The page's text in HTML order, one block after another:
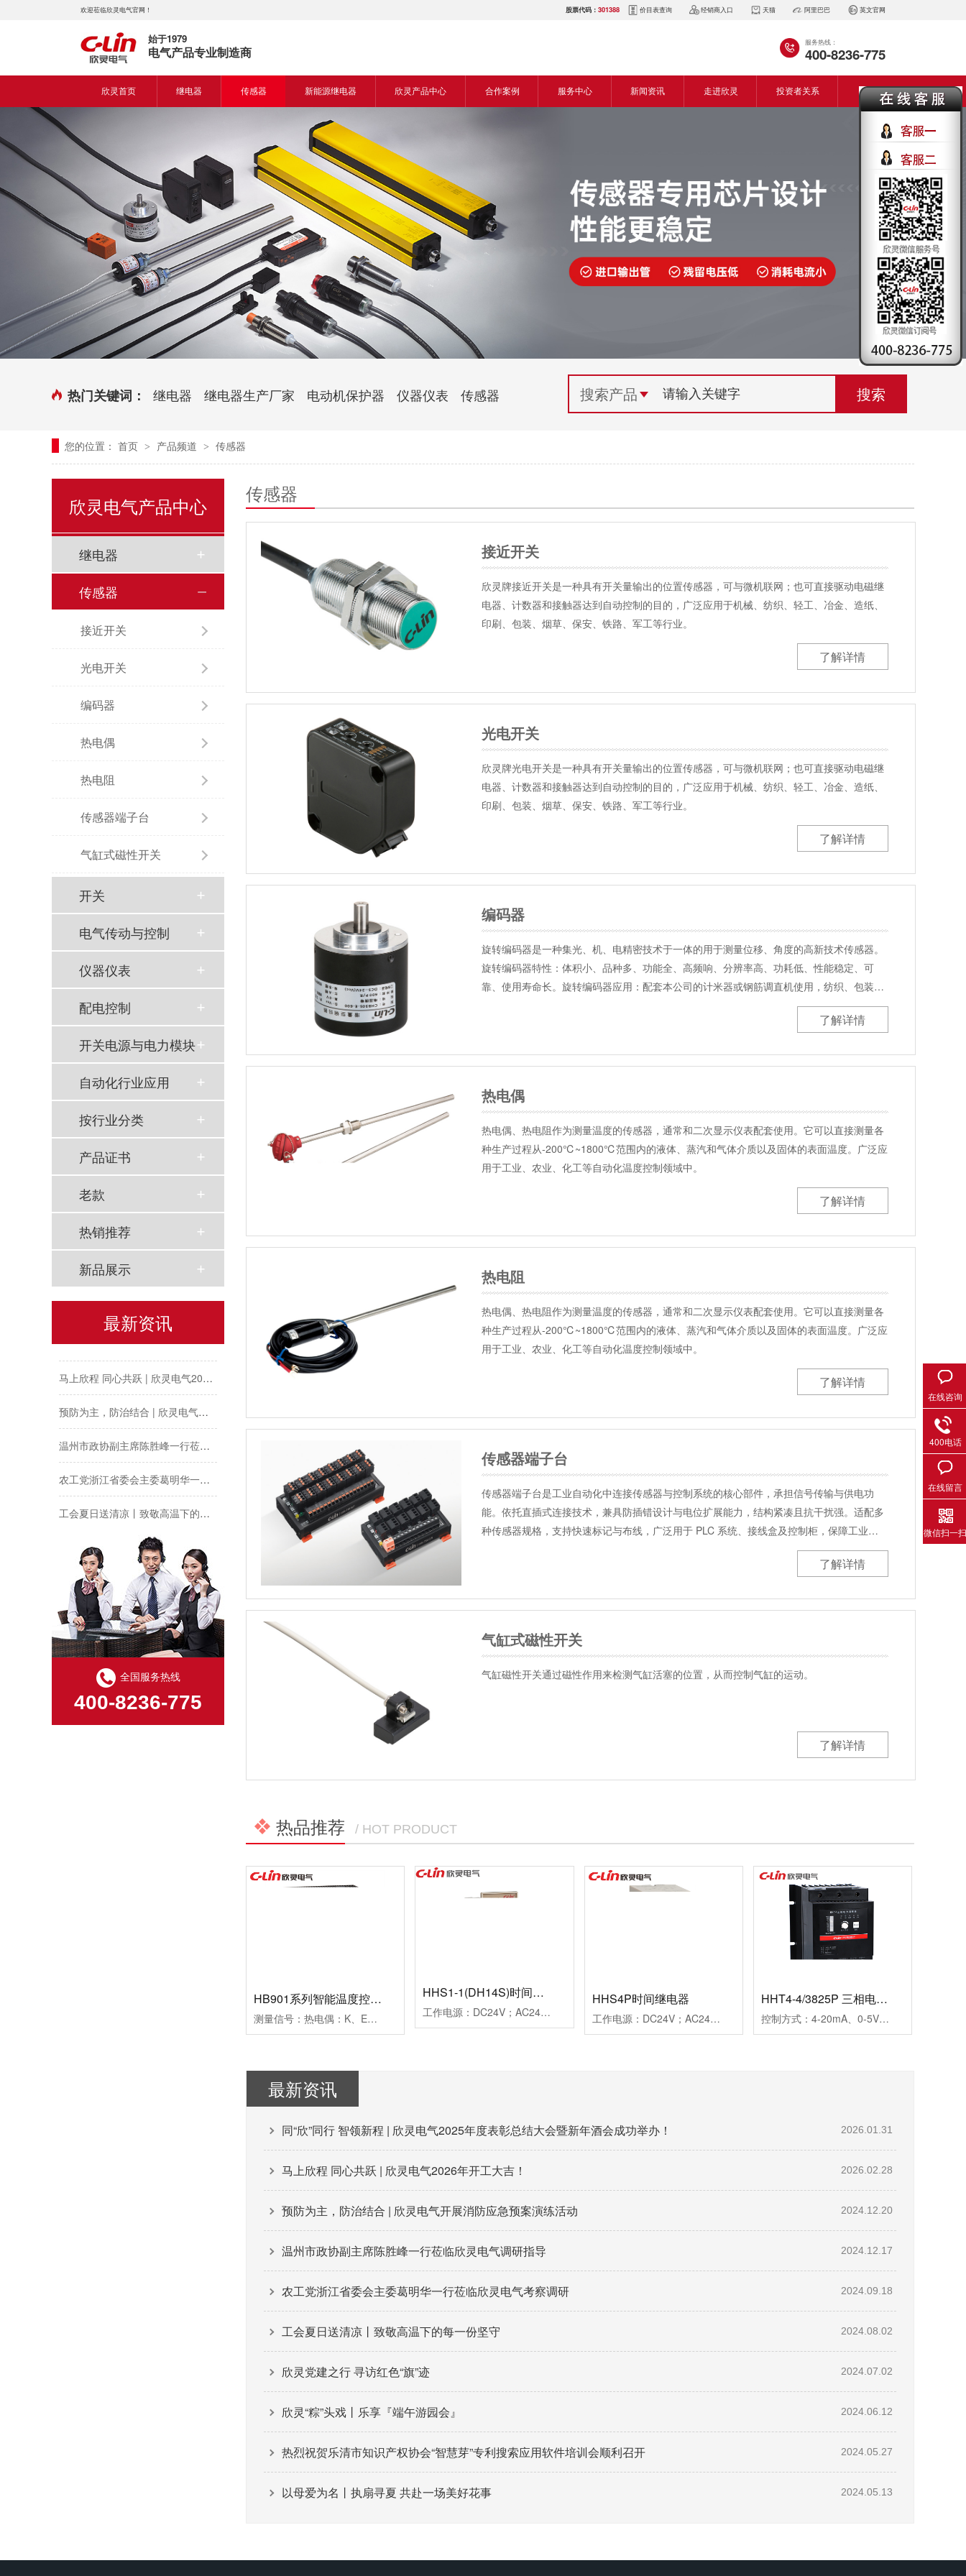
价目表查询 经销商入口 天猫 阿里巴巴 英文官网
欢迎莅临欣灵电气官网！ 股票代码：301388
始于1979
电气产品专业制造商
服务热线：
400-8236-775
欣灵首页 继电器
固体继电器
计数继电器
液位继电器
电磁继电器及插座
时控开关
新能源继电器
传感器
光电开关
编码器
热电偶
热电阻
传感器端子台
新能源继电器
新能源交流继电器
新能源直流继电器
欣灵产品中心
传感器
电气传动与控制
仪器仪表
开关
配电控制
合作案例
食品机械行业
塑料机械行业
建筑机械行业
服务中心
电商平台
视频中心
常见问题
技术支持
新闻资讯
电气百科
走进欣灵
企业风采
生产设备
组织机构
联系欣灵
投资者关系
热门关键词： 继电器 继电器生产厂家 电动机保护器 仪器仪表 传感器
您的位置： 首页 > 产品频道 > 传感器
传感器
接近开关
欣灵牌接近开关是一种具有开关量输出的位置传感器，可与微机联网；也可直接驱动电磁继
电器、计数器和接触器达到自动控制的目的，广泛应用于机械、纺织、轻工、冶金、造纸、
印刷、包装、烟草、保安、铁路、军工等行业。
了解详情
光电开关
欣灵牌光电开关是一种具有开关量输出的位置传感器，可与微机联网；也可直接驱动电磁继
电器、计数器和接触器达到自动控制的目的，广泛应用于机械、纺织、轻工、冶金、造纸、
印刷、包装、烟草、保安、铁路、军工等行业。
了解详情
编码器
旋转编码器是一种集光、机、电精密技术于一体的用于测量位移、角度的高新技术传感器。
旋转编码器特性：体积小、品种多、功能全、高频响、分辨率高、功耗低、性能稳定、可
靠、使用寿命长。旋转编码器应用：配套本公司的计米器或钢筋调直机使用，纺织、包装、
了解详情
热电偶
热电偶、热电阻作为测量温度的传感器，通常和二次显示仪表配套使用。它可以直接测量各
种生产过程从-200℃~1800℃范围内的液体、蒸汽和气体介质以及固体的表面温度。广泛应
用于工业、农业、化工等自动化温度控制领域中。
了解详情
热电阻
热电偶、热电阻作为测量温度的传感器，通常和二次显示仪表配套使用。它可以直接测量各
种生产过程从-200℃~1800℃范围内的液体、蒸汽和气体介质以及固体的表面温度。广泛应
用于工业、农业、化工等自动化温度控制领域中。
了解详情
传感器端子台
传感器端子台是工业自动化中连接传感器与控制系统的核心部件，承担信号传输与供电功
能。依托直插式连接技术，兼具防插错设计与电位扩展能力，结构紧凑且抗干扰强。适配多
种传感器规格，支持快速标记与布线，广泛用于 PLC 系统、接线盒及控制柜，保障工业…
了解详情
气缸式磁性开关
气缸磁性开关通过磁性作用来检测气缸活塞的位置，从而控制气缸的运动。
了解详情
热品推荐 / HOT PRODUCT
HB901系列智能温度控制仪
测量信号：热电偶：K、E、J；热电阻：Pt100、Cu50控制方式：二位式继电器通断控制PID调节继电器通断控制；PID调节驱动SSR电压控制报警方式：一组报警继电器触点输出二组报警继电器触点输出工作电源：AC100~240V外形尺寸：96×96×78mm开孔尺寸：92×92mm附加功能：通讯功能、变送功能典型应用：用于挤塑机、回流焊机、鞋机等控温场合备注：多种传感器输入用户任意设定
HHS1-1(DH14S)时间继电器
工作电源：DC24V；AC24V、AC220V、AC380V延时范围：0.01s~99h99m时分秒设置重复误差：≤1%工作模式：通电延时计时方式：正计时，数码管显示触点形式：两组延时带复位暂停功能触点容量：3AAC250V(阻性)外形尺寸：52×104×114mm开孔尺寸：45×77mm安装方式：面板式
HHS4P时间继电器
工作电源：DC24V；AC24V、AC220V、AC380V延时范围：0.99s、9.9s、99s、9.9m、99m、99h99.9s、999s、99.9m、999m、999h重复误差：≤1%工作模式：通电延时触点形式：两组延时触点触点容量：3AAC250V(阻性)外形尺寸：45×82×90mm开孔尺寸：56-2×Φ4.5mm安装方式：装置式或35mm导轨式
HHT4-4/3825P 三相电力调整器
控制方式：4-20mA、0-5V、0-10V三种方式可选输出方式：相位输出，移相范围0-150°负载电压：三相440VAC（三相三线）负载电流：25A保护功能：快速熔断器报警功能：断相、超温，继电器输出(1A/250VAC)介质耐压：≥2000VAC显示功能：LED面板显示SCR输出百分比及工作状态指示安装方式：螺栓安装使用负载：定阻抗电热丝、IR远红外线、UV灯管等外型尺寸：150×130×175mm安装尺寸：80×116mm(4-M5)冷却方式：自然冷却
最新资讯
同“欣”同行 智领新程 | 欣灵电气2025年度表彰总结大会暨新年酒会成功举办！ 2026.01.31
马上欣程 同心共跃 | 欣灵电气2026年开工大吉！ 2026.02.28
预防为主，防治结合 | 欣灵电气开展消防应急预案演练活动 2024.12.20
温州市政协副主席陈胜峰一行莅临欣灵电气调研指导 2024.12.17
农工党浙江省委会主委葛明华一行莅临欣灵电气考察调研 2024.09.18
工会夏日送清凉丨致敬高温下的每一份坚守 2024.08.02
欣灵党建之行 寻访红色“旗”迹 2024.07.02
欣灵“粽”头戏丨乐享『端午游园会』 2024.06.12
热烈祝贺乐清市知识产权协会“智慧芽”专利搜索应用软件培训会顺利召开 2024.05.27
以母爱为名丨执扇寻夏 共赴一场美好花事 2024.05.13
欣灵电气产品中心
继电器
传感器
接近开关
光电开关
编码器
热电偶
热电阻
传感器端子台
气缸式磁性开关
开关
电气传动与控制
仪器仪表
配电控制
开关电源与电力模块
自动化行业应用
按行业分类
产品证书
老款
热销推荐
新品展示
最新资讯
以母爱为名丨执扇寻夏 共赴一场美好花事
欣灵党建之行 寻访红色“旗”迹
欣灵“粽”头戏丨乐享『端午游园会』
热烈祝贺乐清市知识产权协会“智慧芽”专利搜索应用软件培训会顺利召开
全国服务热线
400-8236-775
在线咨询
400电话
在线留言
微信扫一扫